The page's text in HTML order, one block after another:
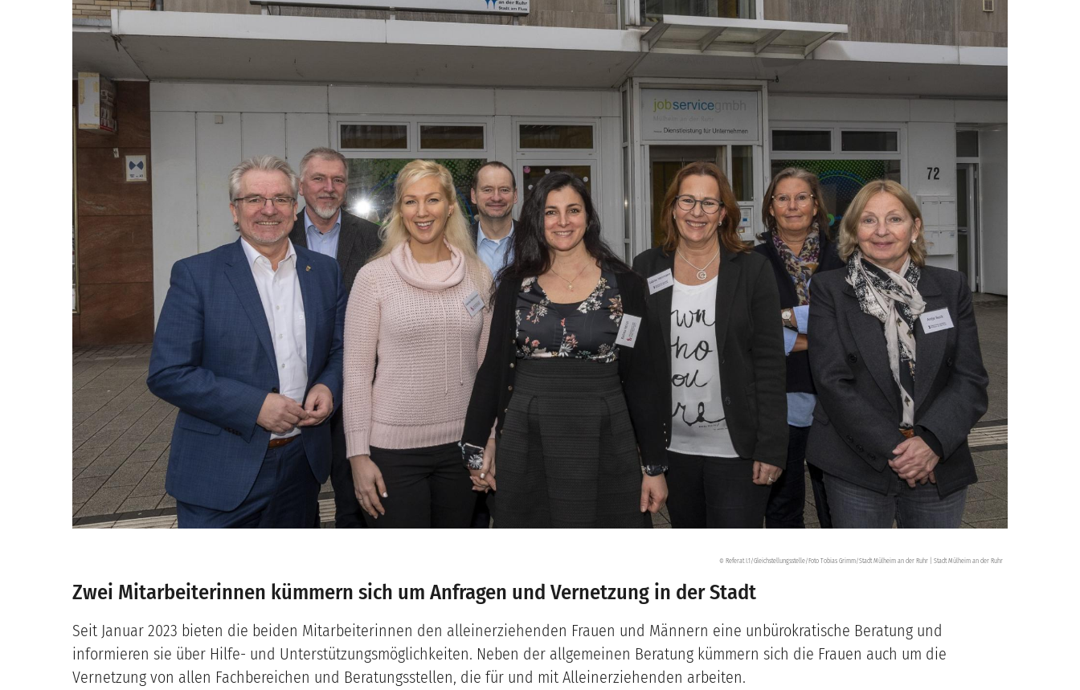
© Referat I.1/Gleichstellungsstelle/Foto Tobias Grimm/Stadt Mülheim an der Ruhr | Stadt Mülheim an der Ruhr
Zwei Mitarbeiterinnen kümmern sich um Anfragen und Vernetzung in der Stadt
Seit Januar 2023 bieten die beiden Mitarbeiterinnen den alleinerziehenden Frauen und Männern eine unbürokratische Beratung und
informieren sie über Hilfe- und Unterstützungsmöglichkeiten. Neben der allgemeinen Beratung kümmern sich die Frauen auch um die
Vernetzung von allen Fachbereichen und Beratungsstellen, die für und mit Alleinerziehenden arbeiten.